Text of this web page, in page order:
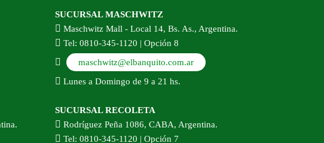
SUCURSAL MASCHWITZ
Maschwitz Mall - Local 14, Bs. As., Argentina.
Tel: 0810-345-1120 | Opción 8
maschwitz@elbanquito.com.ar
Lunes a Domingo de 9 a 21 hs.
SUCURSAL RECOLETA
Rodríguez Peña 1086, CABA, Argentina.
Tel: 0810-345-1120 | Opción 7